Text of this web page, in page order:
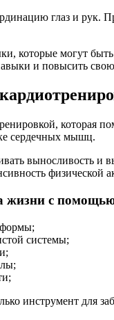
глаз и рук.
которые могут
и повысить
которая
сердечных мышц.
выносливость и
физической
жизни с
системы;
инструмент для